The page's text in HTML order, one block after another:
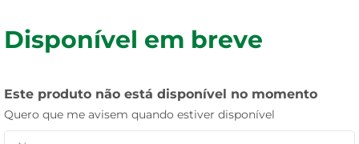
Disponível em breve
Este produto não está disponível no momento
Quero que me avisem quando estiver disponível